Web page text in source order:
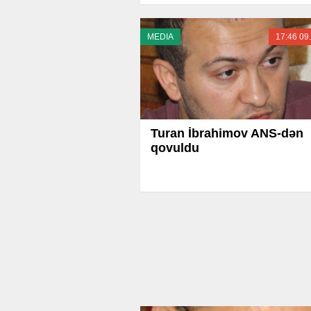
MEDIA 17:46
Turan İbrahimov ANS-dən
qovuldu